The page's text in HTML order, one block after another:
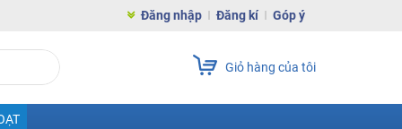
Đăng nhập Đăng kí Góp ý
Giỏ hàng của tôi